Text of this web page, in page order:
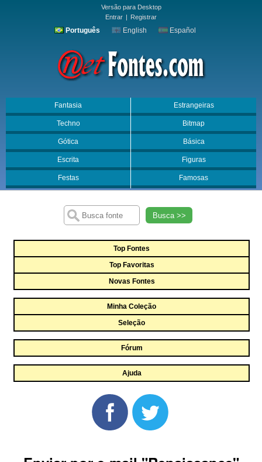
Versão para Desktop
Entrar | Registrar
Português English Español
Fantasia Estrangeiras
Techno Bitmap
Gótica Básica
Escrita Figuras
Festas Famosas
Busca >>
Top Fontes
Top Favoritas
Novas Fontes
Minha Coleção
Seleção
Fórum
Ajuda